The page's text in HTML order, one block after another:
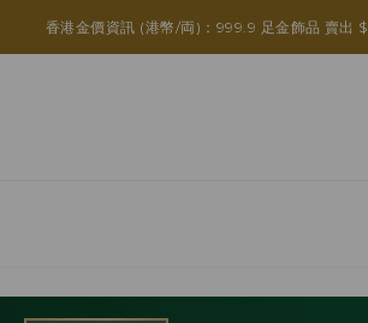
香港金價資訊 (港幣/両)：999.9 足金飾品 賣